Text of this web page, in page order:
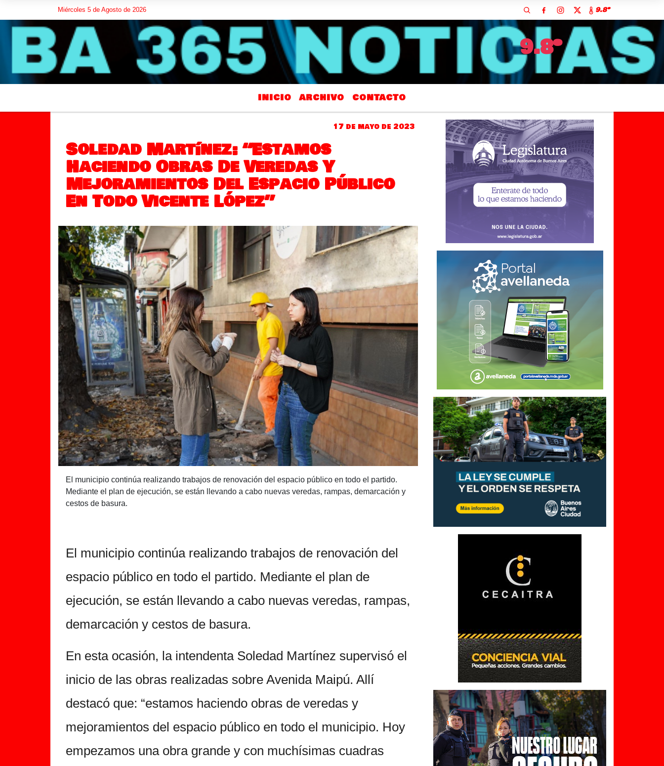
Miércoles 5 de Agosto de 2026 9.8º
9.8º
INICIO ARCHIVO CONTACTO
17 de mayo de 2023
Soledad Martínez: “Estamos
Haciendo Obras De Veredas Y
Mejoramientos Del Espacio Público
En Todo Vicente López”
El municipio continúa realizando trabajos de renovación del espacio público en todo el partido.
Mediante el plan de ejecución, se están llevando a cabo nuevas veredas, rampas, demarcación y
cestos de basura.
El municipio continúa realizando trabajos de renovación del
espacio público en todo el partido. Mediante el plan de
ejecución, se están llevando a cabo nuevas veredas, rampas,
demarcación y cestos de basura.
En esta ocasión, la intendenta Soledad Martínez supervisó el
inicio de las obras realizadas sobre Avenida Maipú. Allí
destacó que: “estamos haciendo obras de veredas y
mejoramientos del espacio público en todo el municipio. Hoy
empezamos una obra grande y con muchísimas cuadras